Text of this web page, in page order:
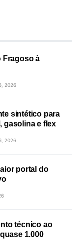
Fragoso à
2026
sintético para
gasolina e flex
2026
portal do
técnico ao
1.000